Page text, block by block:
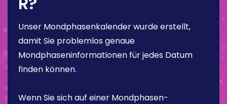
Unser Mondphasenkalender wurde erstellt,
damit Sie problemlos genaue
Mondphaseninformationen für jedes Datum
finden können.
Wenn Sie sich auf einer Mondphasen-